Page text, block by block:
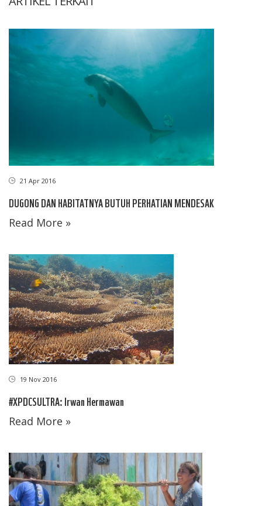
21 Apr 2016
DUGONG DAN HABITATNYA BUTUH PERHATIAN MENDESAK
Read More »
19 Nov 2016
#XPDCSULTRA: Irwan Hermawan
Read More »